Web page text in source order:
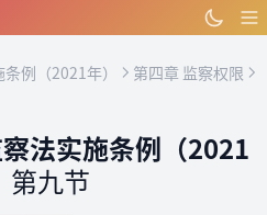
例（2021年）
第四章 监察权限
法实施条例（2021
第九节